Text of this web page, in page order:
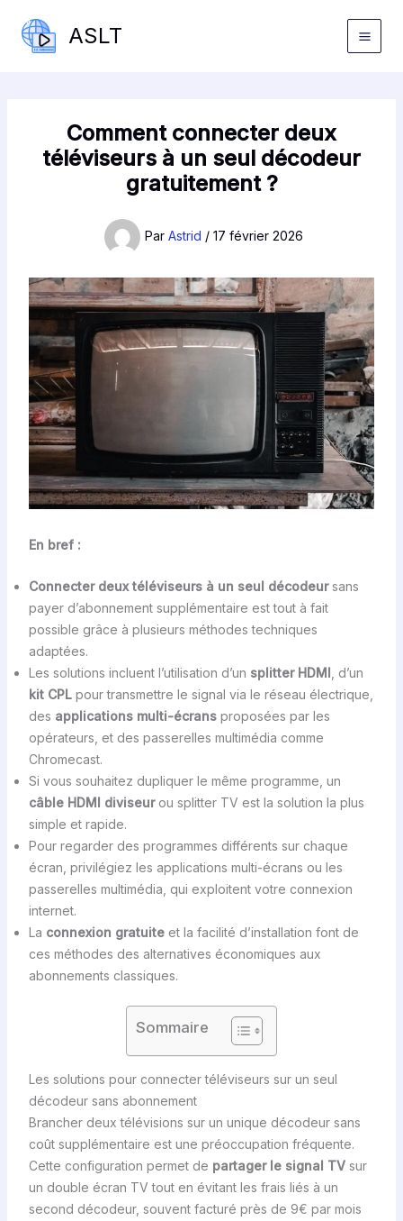
contenu
ASLT
Comment connecter deux
téléviseurs à un seul décodeur
gratuitement ?
Par Astrid / 17 février 2026
En bref :
Connecter deux téléviseurs à un seul décodeursans
payer d’abonnement supplémentaire est tout à fait
possible grâce à plusieurs méthodes techniques
adaptées.
Les solutions incluent l’utilisation d’un splitter HDMI , d’un
kit CPLpour transmettre le signal via le réseau électrique,
des applications multi-écransproposées par les
opérateurs, et des passerelles multimédia comme
Chromecast.
Si vous souhaitez dupliquer le même programme, un
câble HDMI diviseurou splitter TV est la solution la plus
simple et rapide.
Pour regarder des programmes différents sur chaque
écran, privilégiez les applications multi-écrans ou les
passerelles multimédia, qui exploitent votre connexion
internet.
La connexion gratuiteet la facilité d’installation font de
ces méthodes des alternatives économiques aux
abonnements classiques.
Sommaire
Les solutions pour connecter téléviseurs sur un seul
décodeur sans abonnement
Brancher deux télévisions sur un unique décodeur sans
coût supplémentaire est une préoccupation fréquente.
Cette configuration permet de partager le signal TVsur
un double écran TV tout en évitant les frais liés à un
second décodeur, souvent facturé près de 9€ par mois